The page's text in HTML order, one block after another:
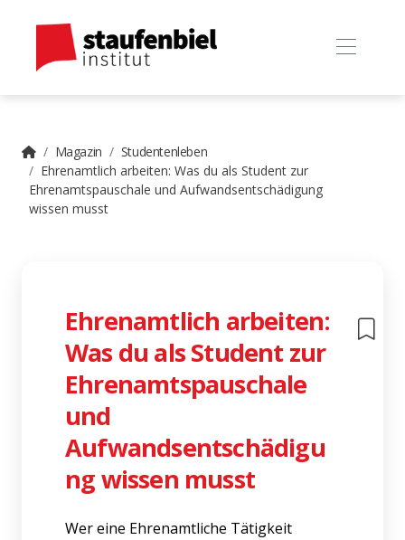
Magazin
Studentenleben
Ehrenamtlich arbeiten: Was du als Student zur
Ehrenamtspauschale und Aufwandsentschädigung
wissen musst
Ehrenamtlich arbeiten:
Was du als Student zur
Ehrenamtspauschale
und
Aufwandsentschädigu
ng wissen musst
Wer eine Ehrenamtliche Tätigkeit